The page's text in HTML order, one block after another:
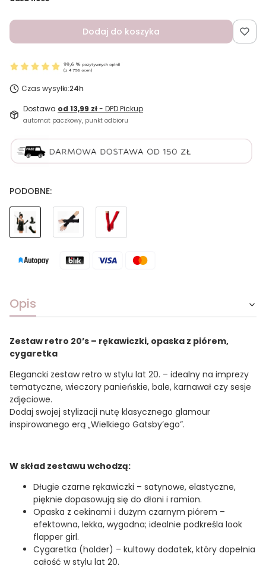
Dodaj do koszyka
Czas wysyłki:24h
Dostawa od 13,99 zł- DPD Pickup
automat paczkowy, punkt odbioru
PODOBNE:
Opis
Zestaw retro 20’s – rękawiczki, opaska z piórem,
cygaretka
Elegancki zestaw retro w stylu lat 20. – idealny na imprezy
tematyczne, wieczory panieńskie, bale, karnawał czy sesje
zdjęciowe.
Dodaj swojej stylizacji nutę klasycznego glamour
inspirowanego erą „Wielkiego Gatsby’ego”.
W skład zestawu wchodzą:
Długie czarne rękawiczki – satynowe, elastyczne,
pięknie dopasowują się do dłoni i ramion.
Opaska z cekinami i dużym czarnym piórem –
efektowna, lekka, wygodna; idealnie podkreśla look
flapper girl.
Cygaretka (holder) – kultowy dodatek, który dopełnia
całość w stylu lat 20.